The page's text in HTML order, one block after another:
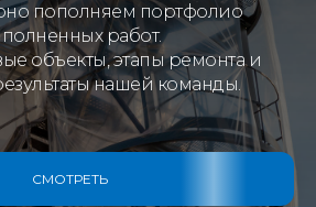
пополняем портфолио
работ.
объекты, этапы ремонта и
нашей команды.
СМОТРЕТЬ